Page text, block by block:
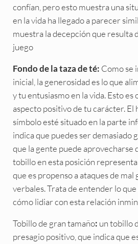
confían, pero esto muestra una
en la vida ha llegado a parecer
muestra la decepción que resulta
juego
Fondo de la taza de té: Como se
inicial, la generosidad es lo que
y tu entusiasmo en la vida. Esto es
aspecto positivo de tu carácter. El
símbolo esté situado en la parte
indica que puedes ser demasiado
que la gente puede aprovecharse
tobillo en esta posición representa
que es propenso a ataques de mal
verbales. Trata de entender lo
cómo lidiar con esta relación
Tobillo de gran tamaño: un tobillo
presagio positivo, que indica que